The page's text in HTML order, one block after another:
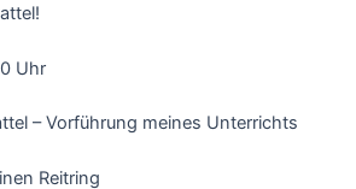
Uhr
– Vorführung meines Unterrichts
Reitring